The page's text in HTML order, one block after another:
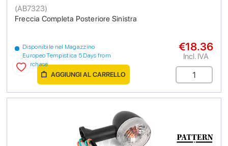
Freccia Completa Posteriore Sinistra
(AB7323)
Disponibile nel Magazzino
Europeo Tempistica 5 Days from
purchase
€18.36
Incl. IVA
AGGIUNGI AL CARRELLO